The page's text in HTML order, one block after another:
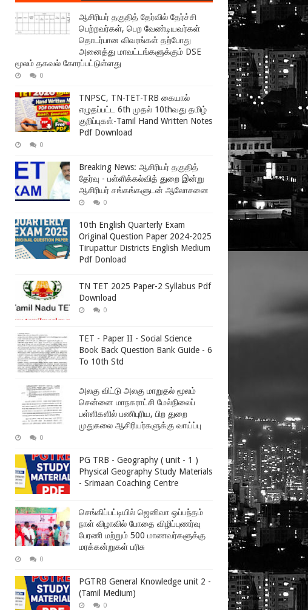
ஆசிரியர் தகுதித் தேர்வில் தேர்ச்சி
பெற்றவர்கள், பெற வேண்டியவர்கள்
தொடர்பான விவரங்கள் தற்போது
அனைத்து மாவட்டங்களுக்கும் DSE
மூலம் தகவல் கோரப்பட்டுள்ளது
0
TNPSC, TN-TET-TRB கையால்
எழுதப்பட்ட 6th முதல் 10thவது தமிழ்
குறிப்புகள்-Tamil Hand Written Notes
Pdf Download
0
Breaking News: ஆசிரியர் தகுதித்
தேர்வு - பள்ளிக்கல்வித் துறை இன்று
ஆசிரியர் சங்கங்களுடன் ஆலோசனை
0
10th English Quarterly Exam
Original Question Paper 2024-2025
Tirupattur Districts English Medium
Pdf Donload
TN TET 2025 Paper-2 Syllabus Pdf
Download
0
TET - Paper II - Social Science
Book Back Question Bank Guide - 6
To 10th Std
அலகு விட்டு அலகு மாறுதல் மூலம்
சென்னை மாநகராட்சி மேல்நிலைப்
பள்ளிகளில் பணிபுரிய, பிற துறை
முதுகலை ஆசிரியர்களுக்கு வாய்ப்பு
0
PG TRB - Geography ( unit - 1 )
Physical Geography Study Materials
- Srimaan Coaching Centre
செங்கிப்பட்டியில் ஜெனிவா ஒப்பந்தம்
நாள் விழாவில் போதை விழிப்புணர்வு
பேரணி மற்றும் 500 மாணவர்களுக்கு
மரக்கன்றுகள் பரிசு
0
PGTRB General Knowledge unit 2 -
(Tamil Medium)
0